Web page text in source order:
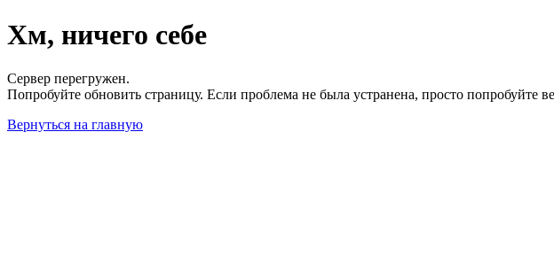
Хм, ничего себе
Сервер перегружен.
Попробуйте обновить страницу. Если проблема не была устранена, просто
Вернуться на главную